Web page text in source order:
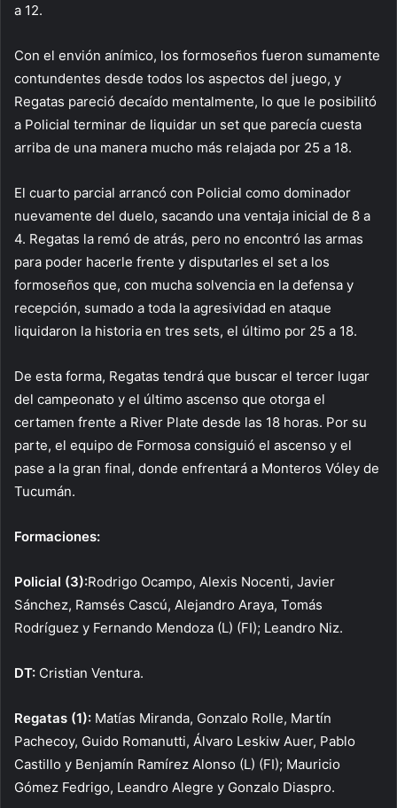
a 12.
Con el envión anímico, los formoseños fueron sumamente
contundentes desde todos los aspectos del juego, y
Regatas pareció decaído mentalmente, lo que le posibilitó
a Policial terminar de liquidar un set que parecía cuesta
arriba de una manera mucho más relajada por 25 a 18.
El cuarto parcial arrancó con Policial como dominador
nuevamente del duelo, sacando una ventaja inicial de 8 a
4. Regatas la remó de atrás, pero no encontró las armas
para poder hacerle frente y disputarles el set a los
formoseños que, con mucha solvencia en la defensa y
recepción, sumado a toda la agresividad en ataque
liquidaron la historia en tres sets, el último por 25 a 18.
De esta forma, Regatas tendrá que buscar el tercer lugar
del campeonato y el último ascenso que otorga el
certamen frente a River Plate desde las 18 horas. Por su
parte, el equipo de Formosa consiguió el ascenso y el
pase a la gran final, donde enfrentará a Monteros Vóley de
Tucumán.
Formaciones:
Policial (3):Rodrigo Ocampo, Alexis Nocenti, Javier
Sánchez, Ramsés Cascú, Alejandro Araya, Tomás
Rodríguez y Fernando Mendoza (L) (FI); Leandro Niz.
DT: Cristian Ventura.
Regatas (1): Matías Miranda, Gonzalo Rolle, Martín
Pachecoy, Guido Romanutti, Álvaro Leskiw Auer, Pablo
Castillo y Benjamín Ramírez Alonso (L) (FI); Mauricio
Gómez Fedrigo, Leandro Alegre y Gonzalo Diaspro.